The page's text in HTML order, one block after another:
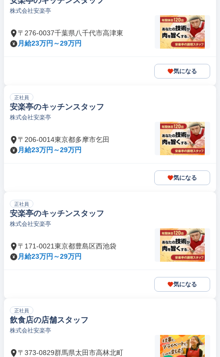
株式会社安楽亭
〒276-0037千葉県八千代市高津東
月給23万円～29万円
気になる
正社員
安楽亭のキッチンスタッフ
株式会社安楽亭
〒206-0014東京都多摩市乞田
月給23万円～29万円
気になる
正社員
安楽亭のキッチンスタッフ
株式会社安楽亭
〒171-0021東京都豊島区西池袋
月給23万円～29万円
気になる
正社員
飲食店の店舗スタッフ
株式会社安楽亭
〒373-0829群馬県太田市高林北町